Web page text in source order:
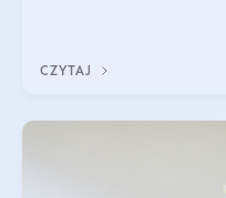
CZYTAJ